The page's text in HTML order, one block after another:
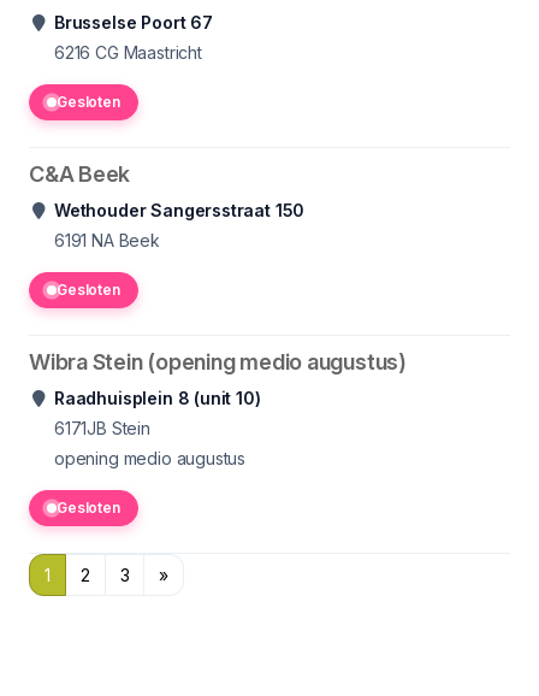
Brusselse Poort 67
6216 CG Maastricht
Gesloten
C&A Beek
Wethouder Sangersstraat 150
6191 NA Beek
Gesloten
Wibra Stein (opening medio augustus)
Raadhuisplein 8 (unit 10)
6171JB Stein
opening medio augustus
Gesloten
1 2 3 »